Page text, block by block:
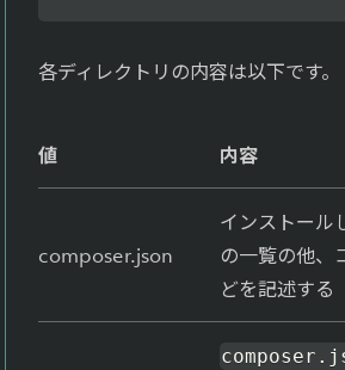
各ディレクトリの内容は以下です。
値 内容
composer.json
インストール
の一覧の他、
どを記述する